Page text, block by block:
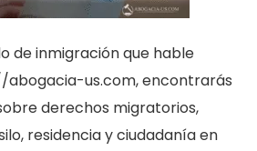
de inmigración que hable
abogacia-us.com, encontrarás
derechos migratorios,
residencia y ciudadanía en